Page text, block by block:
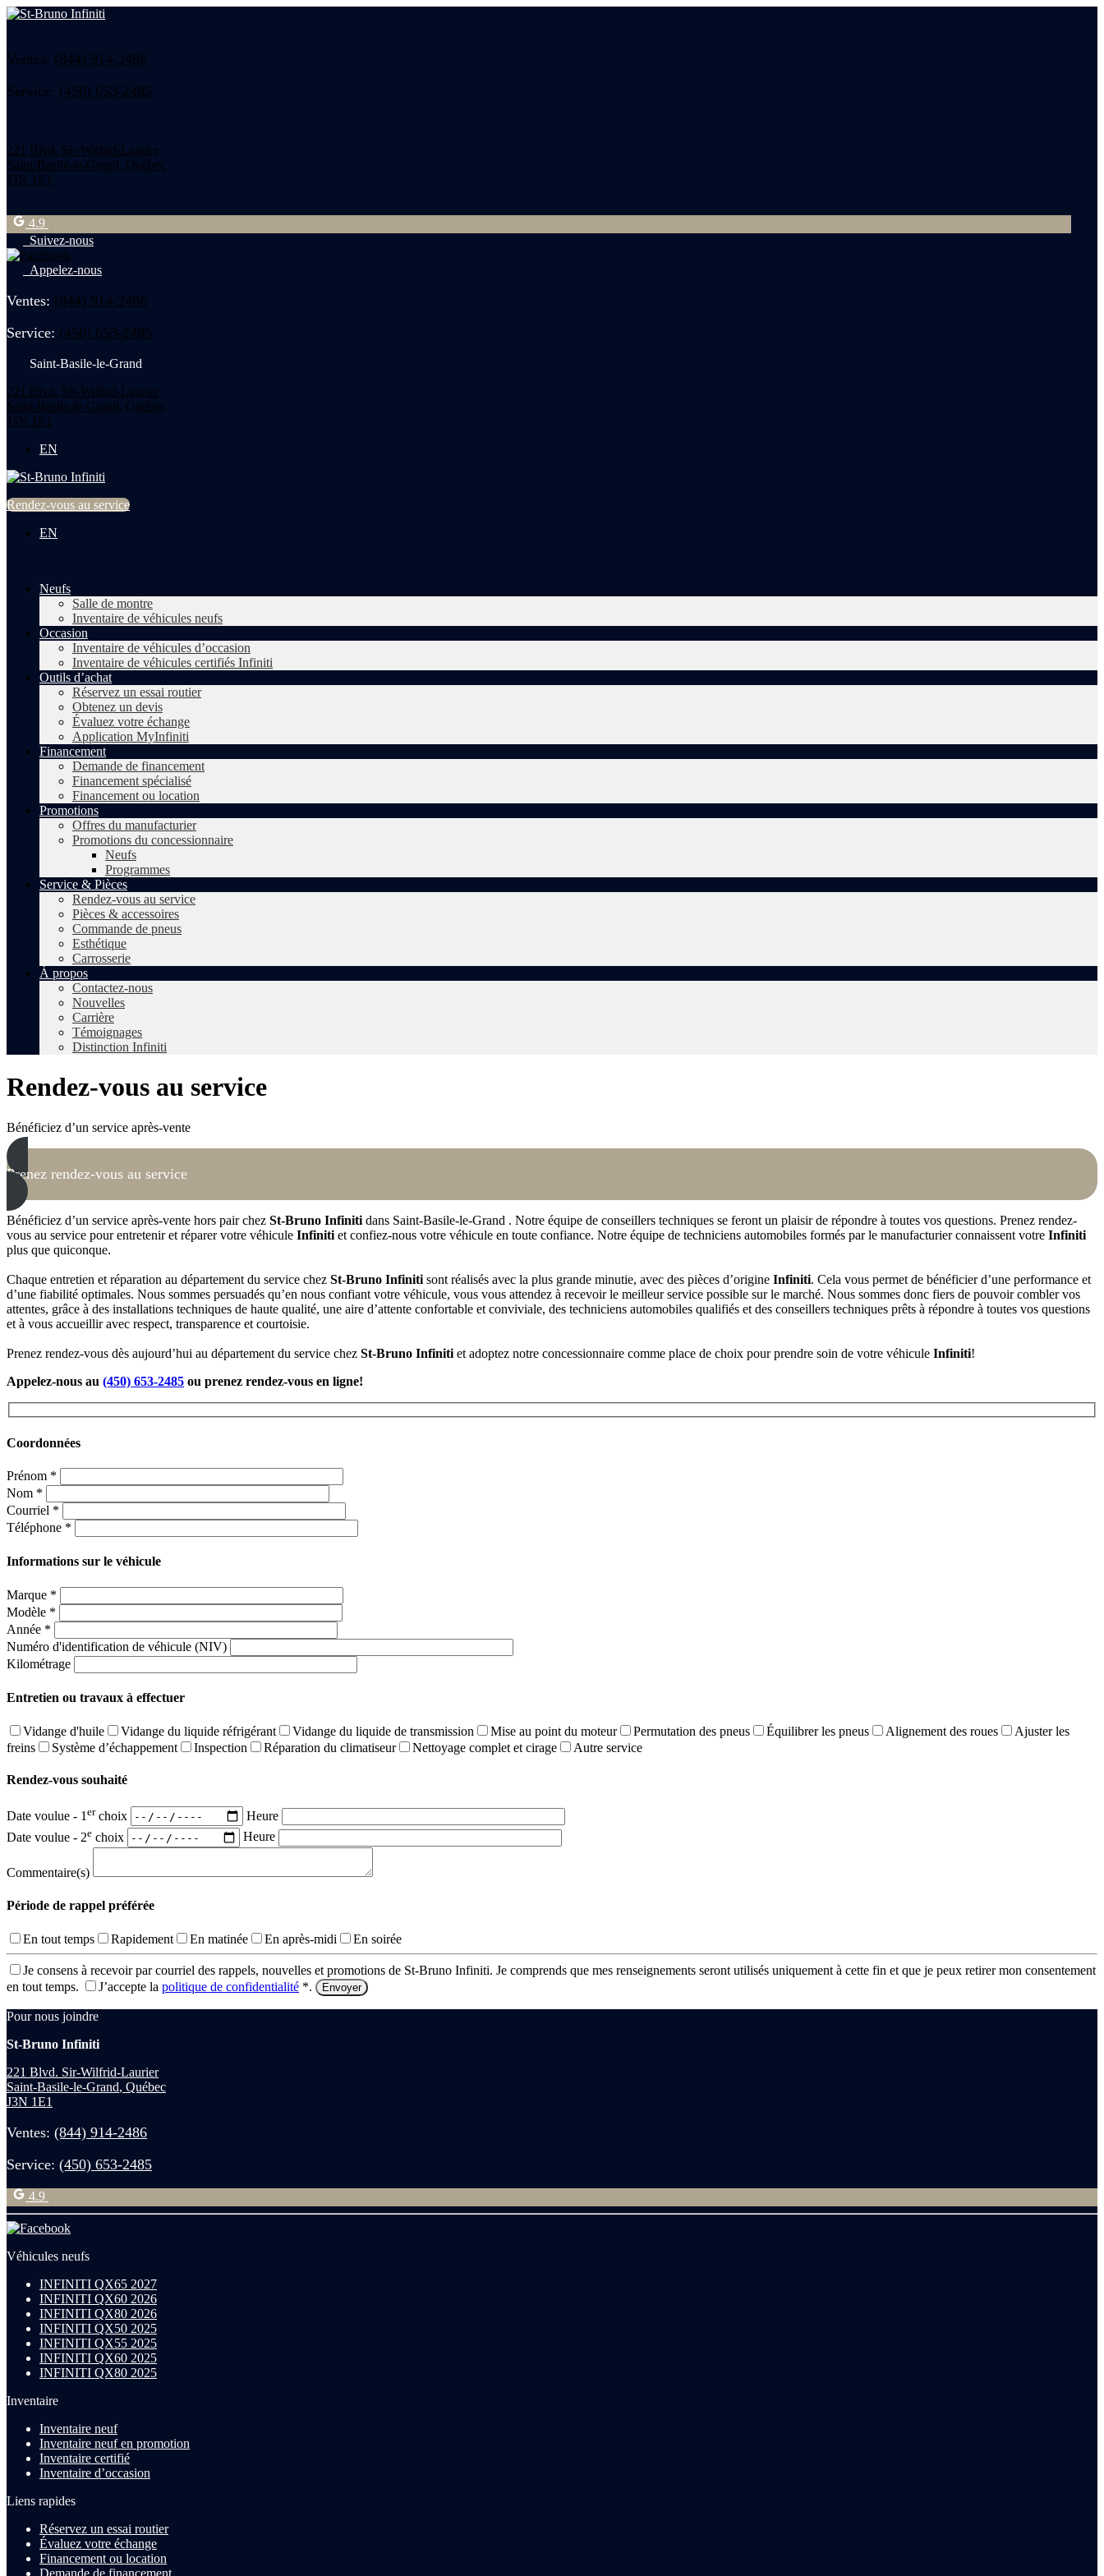
Ventes: (844) 914-2486
Service: (450) 653-2485
221 Blvd. Sir-Wilfrid-Laurier
Saint-Basile-le-Grand, Québec
J3N 1E1
4.9
Suivez-nous
Appelez-nous
Ventes: (844) 914-2486
Service: (450) 653-2485
Saint-Basile-le-Grand
221 Blvd. Sir-Wilfrid-Laurier
Saint-Basile-le-Grand, Québec
J3N 1E1
EN
Rendez-vous au service
EN
Neufs
Salle de montre
Inventaire de véhicules neufs
Occasion
Inventaire de véhicules d’occasion
Inventaire de véhicules certifiés Infiniti
Outils d’achat
Réservez un essai routier
Obtenez un devis
Évaluez votre échange
Application MyInfiniti
Financement
Demande de financement
Financement spécialisé
Financement ou location
Promotions
Offres du manufacturier
Promotions du concessionnaire
Neufs
Programmes
Service & Pièces
Rendez-vous au service
Pièces & accessoires
Commande de pneus
Esthétique
Carrosserie
À propos
Contactez-nous
Nouvelles
Carrière
Témoignages
Distinction Infiniti
Rendez-vous au service
Bénéficiez d’un service après-vente
Prenez rendez-vous au service
Bénéficiez d’un service après-vente hors pair chez St-Bruno Infiniti dans Saint-Basile-le-Grand . Notre équipe de conseillers techniques se feront un plaisir de répondre à toutes vos questions. Prenez rendez-
vous au service pour entretenir et réparer votre véhicule Infiniti et confiez-nous votre véhicule en toute confiance. Notre équipe de techniciens automobiles formés par le manufacturier connaissent votre Infiniti
plus que quiconque.
Chaque entretien et réparation au département du service chez St-Bruno Infiniti sont réalisés avec la plus grande minutie, avec des pièces d’origine Infiniti. Cela vous permet de bénéficier d’une performance et
d’une fiabilité optimales. Nous sommes persuadés qu’en nous confiant votre véhicule, vous vous attendez à recevoir le meilleur service possible sur le marché. Nous sommes donc fiers de pouvoir combler vos
attentes, grâce à des installations techniques de haute qualité, une aire d’attente confortable et conviviale, des techniciens automobiles qualifiés et des conseillers techniques prêts à répondre à toutes vos questions
et à vous accueillir avec respect, transparence et courtoisie.
Prenez rendez-vous dès aujourd’hui au département du service chez St-Bruno Infiniti et adoptez notre concessionnaire comme place de choix pour prendre soin de votre véhicule Infiniti!
Appelez-nous au (450) 653-2485 ou prenez rendez-vous en ligne!
Coordonnées
Prénom *
Nom *
Courriel *
Téléphone *
Informations sur le véhicule
Marque *
Modèle *
Année *
Numéro d'identification de véhicule (NIV)
Kilométrage
Entretien ou travaux à effectuer
Vidange d'huile Vidange du liquide réfrigérant Vidange du liquide de transmission Mise au point du moteur Permutation des pneus Équilibrer les pneus Alignement des roues
Ajuster les
freins
Système d’échappement Inspection Réparation du climatiseur Nettoyage complet et cirage Autre service
Rendez-vous souhaité
Date voulue - 1 erchoix
Heure
Date voulue - 2e choix Heure
Commentaire(s)
Période de rappel préférée
En tout temps Rapidement En matinée En après-midi En soirée
Je consens à recevoir par courriel des rappels, nouvelles et promotions de St-Bruno Infiniti. Je comprends que mes renseignements seront utilisés uniquement à cette fin et que je peux retirer mon consentement
en tout temps.
J’accepte la politique de confidentialité *.
Pour nous joindre
St-Bruno Infiniti
221 Blvd. Sir-Wilfrid-Laurier
Saint-Basile-le-Grand, Québec
J3N 1E1
Ventes: (844) 914-2486
Service: (450) 653-2485
4.9
Véhicules neufs
INFINITI QX65 2027
INFINITI QX60 2026
INFINITI QX80 2026
INFINITI QX50 2025
INFINITI QX55 2025
INFINITI QX60 2025
INFINITI QX80 2025
Inventaire
Inventaire neuf
Inventaire neuf en promotion
Inventaire certifié
Inventaire d’occasion
Liens rapides
Réservez un essai routier
Évaluez votre échange
Financement ou location
Demande de financement